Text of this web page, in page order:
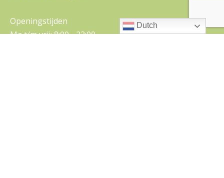
Openingstijden
Ma t/m vrij: 8:00 - 23:00
Dutch